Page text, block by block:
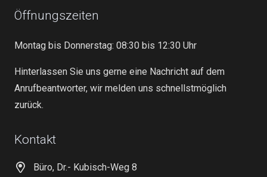
Öffnungszeiten
Montag bis Donnerstag: 08:30 bis 12:30 Uhr
Hinterlassen Sie uns gerne eine Nachricht auf dem
Anrufbeantworter, wir melden uns schnellstmöglich
zurück.
Kontakt
Büro, Dr.- Kubisch-Weg 8